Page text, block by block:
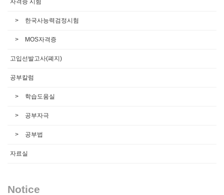
자격증 시험
한국사능력검정시험
MOS자격증
고입선발고사(폐지)
공부칼럼
학습도움실
공부자극
공부법
자료실
Notice